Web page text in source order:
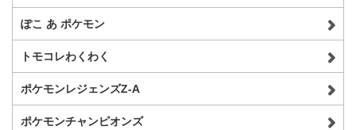
ぽこ あ ポケモン
トモコレわくわく
ポケモンレジェンズZ-A
ポケモンチャンピオンズ